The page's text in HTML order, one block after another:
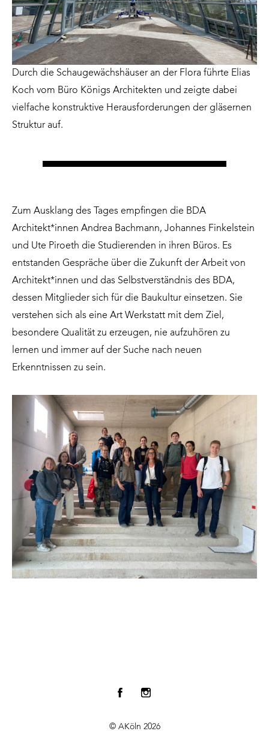
Durch die Schaugewächshäuser an der Flora führte Elias
Koch vom Büro Königs Architekten und zeigte dabei
vielfache konstruktive Herausforderungen der gläsernen
Struktur auf.
Zum Ausklang des Tages empfingen die BDA
Architekt*innen Andrea Bachmann, Johannes Finkelstein
und Ute Piroeth die Studierenden in ihren Büros. Es
entstanden Gespräche über die Zukunft der Arbeit von
Architekt*innen und das Selbstverständnis des BDA,
dessen Mitglieder sich für die Baukultur einsetzen. Sie
verstehen sich als eine Art Werkstatt mit dem Ziel,
besondere Qualität zu erzeugen, nie aufzuhören zu
lernen und immer auf der Suche nach neuen
Erkenntnissen zu sein.
© AKöln 2026